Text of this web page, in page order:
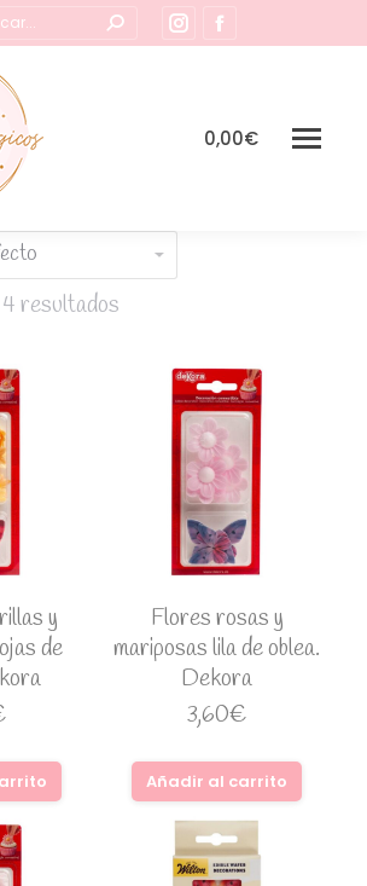
Instagram
page
new
page
in
0,00€
resultados
y
de
Flores rosas y
mariposas lila de oblea.
Dekora
3,60€
Añadir al carrito